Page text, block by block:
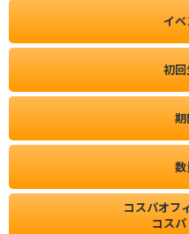
イ
初
コスパオフ
コス